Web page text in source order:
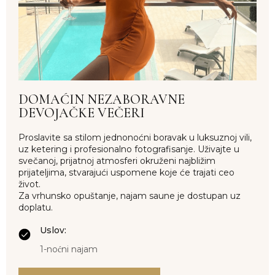
DOMAĆIN NEZABORAVNE
DEVOJAČKE VEČERI
Proslavite sa stilom jednonoćni boravak u luksuznoj vili,
uz ketering i profesionalno fotografisanje. Uživajte u
svečanoj, prijatnoj atmosferi okruženi najbližim
prijateljima, stvarajući uspomene koje će trajati ceo
život.
Za vrhunsko opuštanje, najam saune je dostupan uz
doplatu.
Uslov:
1-noćni najam
Krimovica, Crna Gora
ADRESA
PRATITE NAS
Facebook Instagram